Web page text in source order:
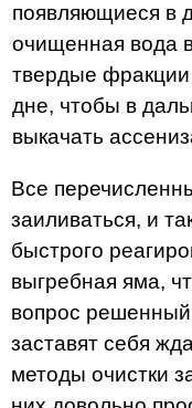
появляющиеся в
очищенная вода
твердые
дне, чтобы в
выкачать
Все
заиливаться, и
быстрого
выгребная яма,
вопрос
заставят себя
методы очистки